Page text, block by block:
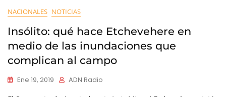
NACIONALES NOTICIAS
Insólito: qué hace Etchevehere en
medio de las inundaciones que
complican al campo
Ene 19, 2019 ADN Radio